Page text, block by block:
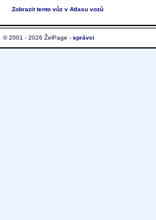
Zobrazit tento vůz v Atlasu vozů
© 2001 - 2026 ŽelPage - správci